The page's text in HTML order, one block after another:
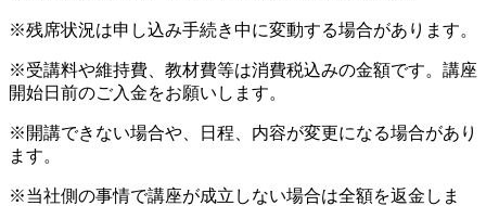
※残席状況は申し込み手続き中に変動する場合があります。
※受講料や維持費、教材費等は消費税込みの金額です。講座
開始日前のご入金をお願いします。
※開講できない場合や、日程、内容が変更になる場合があり
ます。
※当社側の事情で講座が成立しない場合は全額を返金しま